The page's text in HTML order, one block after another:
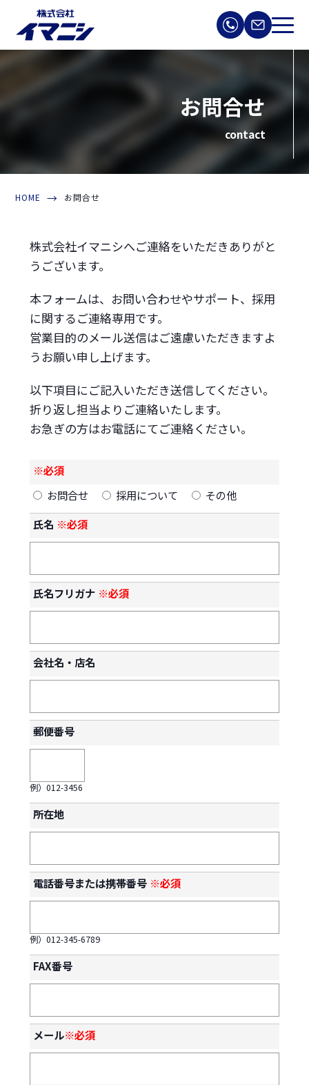
お問合せ
contact
HOME お問合せ
株式会社イマニシへご連絡をいただきありがと
うございます。
本フォームは、お問い合わせやサポート、採用
に関するご連絡専用です。
営業目的のメール送信はご遠慮いただきますよ
うお願い申し上げます。
以下項目にご記入いただき送信してください。
折り返し担当よりご連絡いたします。
お急ぎの方はお電話にてご連絡ください。
※必須
お問合せ
採用について
その他
氏名 ※必須
氏名フリガナ ※必須
会社名・店名
郵便番号
例）012-3456
所在地
電話番号または携帯番号 ※必須
例）012-345-6789
FAX番号
メール※必須